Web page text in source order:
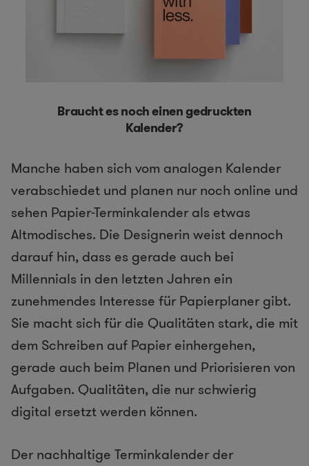
Braucht es noch einen gedruckten
Kalender?
Manche haben sich vom analogen Kalender
verabschiedet und planen nur noch online und
sehen Papier-Terminkalender als etwas
Altmodisches. Die Designerin weist dennoch
darauf hin, dass es gerade auch bei
Millennials in den letzten Jahren ein
zunehmendes Interesse für Papierplaner gibt.
Sie macht sich für die Qualitäten stark, die mit
dem Schreiben auf Papier einhergehen,
gerade auch beim Planen und Priorisieren von
Aufgaben. Qualitäten, die nur schwierig
digital ersetzt werden können.
Der nachhaltige Terminkalender der